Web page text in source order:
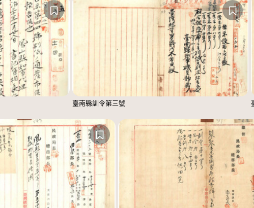
臺南縣訓令第三號